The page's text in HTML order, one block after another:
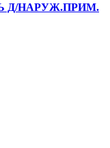
Д/НАРУЖ.ПРИМ.